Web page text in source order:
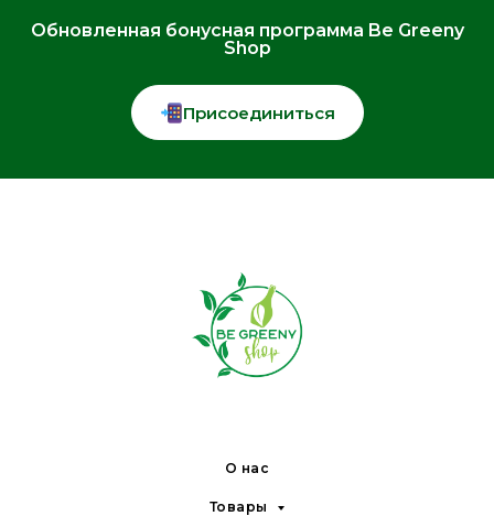
Обновленная бонусная программа Be Greeny
Shop
Присоединиться
О нас
Товары